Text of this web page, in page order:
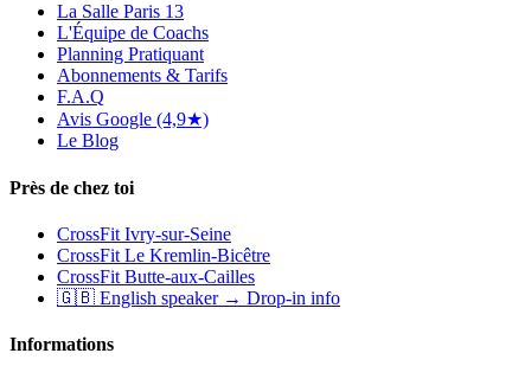
La Salle Paris 13
L'Équipe de Coachs
Planning Pratiquant
Abonnements & Tarifs
F.A.Q
Avis Google (4,9★)
Le Blog
Près de chez toi
CrossFit Ivry-sur-Seine
CrossFit Le Kremlin-Bicêtre
CrossFit Butte-aux-Cailles
🇬🇧 English speaker → Drop-in info
Informations